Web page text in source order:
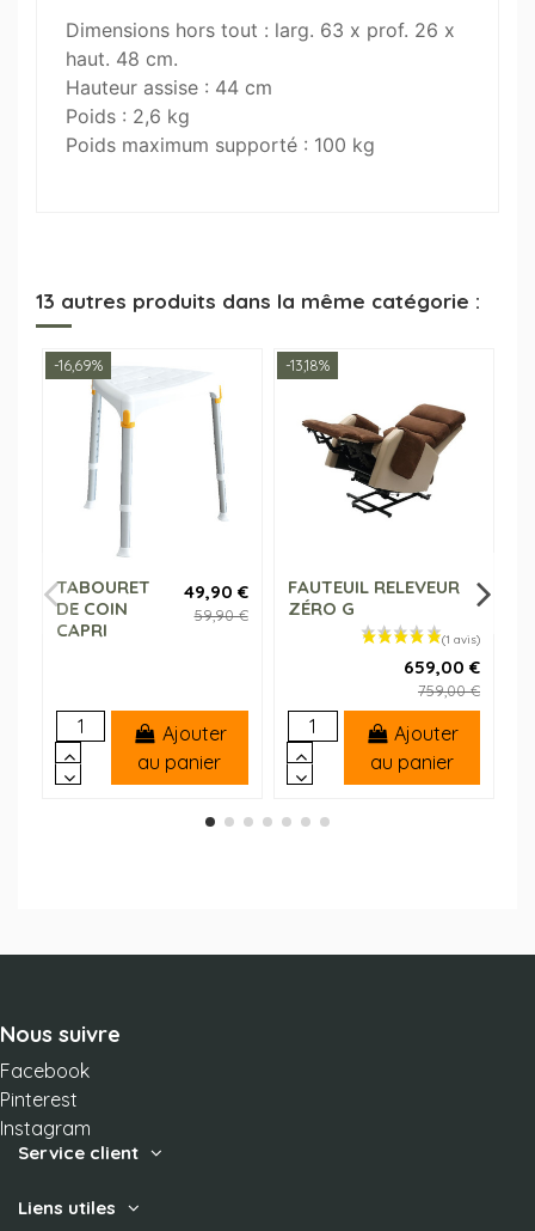
Dimensions hors tout : larg. 63 x prof. 26 x
haut. 48 cm.
Hauteur assise : 44 cm
Poids : 2,6 kg
Poids maximum supporté : 100 kg
13 autres produits dans la même catégorie :
-16,69%
TABOURET
DE COIN
CAPRI
49,90 €
59,90 €
Ajouter
au panier
-13,18%
FAUTEUIL RELEVEUR
ZÉRO G
659,00 €
759,00 €
Ajouter
au panier
Nous suivre
Facebook
Pinterest
Instagram
Service client
Liens utiles